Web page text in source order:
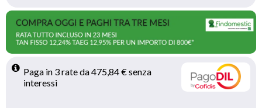
Paga in 3 rate da 475,84 € senza
interessi